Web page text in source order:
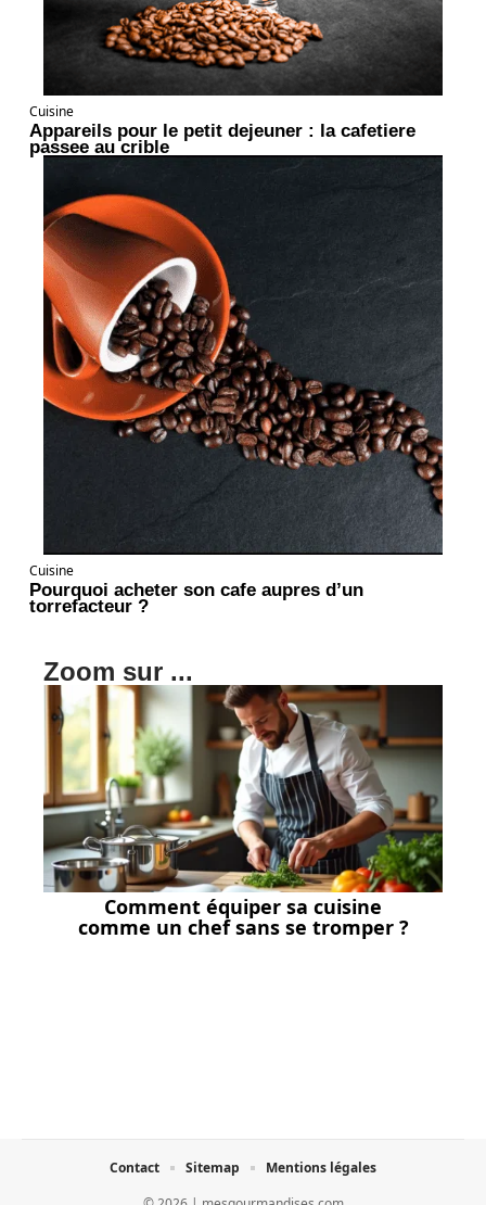
Cuisine
Appareils pour le petit dejeuner : la cafetiere
passee au crible
Cuisine
Pourquoi acheter son cafe aupres d’un
torrefacteur ?
Zoom sur ...
Comment équiper sa cuisine
comme un chef sans se tromper ?
Contact Sitemap Mentions légales